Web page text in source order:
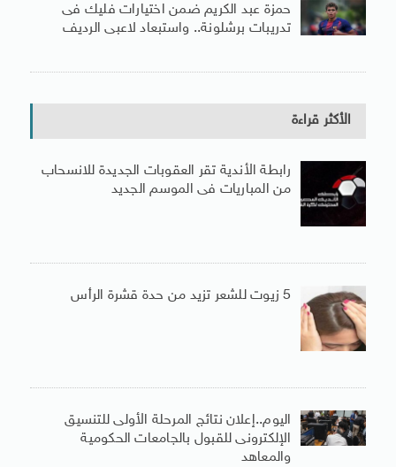
حمزة عبد الكريم ضمن اختيارات فليك فى
تدريبات برشلونة.. واستبعاد لاعبى الرديف
الأكثر قراءة
رابطة الأندية تقر العقوبات الجديدة للانسحاب
من المباريات فى الموسم الجديد
5 زيوت للشعر تزيد من حدة قشرة الرأس
اليوم..إعلان نتائج المرحلة الأولى للتنسيق
الإلكترونى للقبول بالجامعات الحكومية
والمعاهد